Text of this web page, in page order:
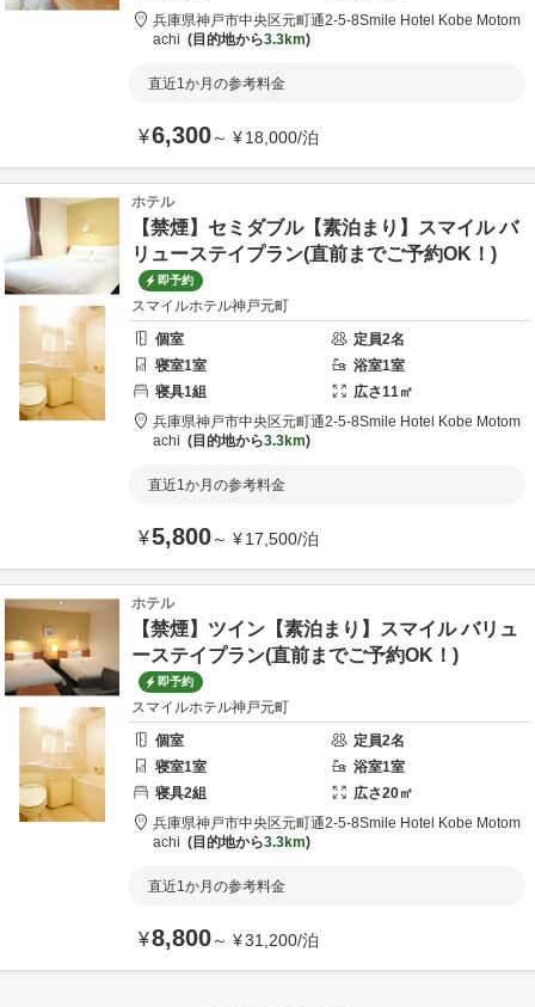
兵庫県神戸市中央区元町通2-5-8Smile Hotel Kobe Motom
achi
目的地から3.3km
直近1か月の参考料金
¥6,300～ ¥18,000/泊
ホテル
【禁煙】セミダブル【素泊まり】スマイル バ
リューステイプラン(直前までご予約OK！)
即予約
スマイルホテル神戸元町
個室
定員2名
寝室1室 浴室1室
寝具1組 広さ11㎡
兵庫県神戸市中央区元町通2-5-8Smile Hotel Kobe Motom
achi
目的地から3.3km
直近1か月の参考料金
¥5,800～ ¥17,500/泊
ホテル
【禁煙】ツイン【素泊まり】スマイル バリュ
ーステイプラン(直前までご予約OK！)
即予約
スマイルホテル神戸元町
個室
定員2名
寝室1室 浴室1室
寝具2組 広さ20㎡
兵庫県神戸市中央区元町通2-5-8Smile Hotel Kobe Motom
achi
目的地から3.3km
直近1か月の参考料金
¥8,800～ ¥31,200/泊